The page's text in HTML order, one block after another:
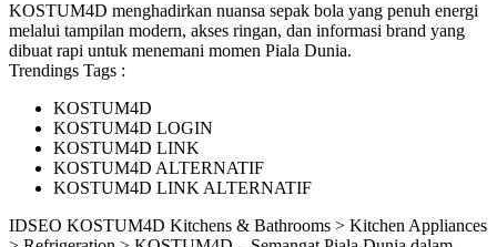
KOSTUM4D menghadirkan nuansa sepak bola yang penuh energi
melalui tampilan modern, akses ringan, dan informasi brand yang
dibuat rapi untuk menemani momen Piala Dunia.
Trendings Tags :
KOSTUM4D
KOSTUM4D LOGIN
KOSTUM4D LINK
KOSTUM4D ALTERNATIF
KOSTUM4D LINK ALTERNATIF
IDSEO KOSTUM4D Kitchens & Bathrooms > Kitchen Appliances